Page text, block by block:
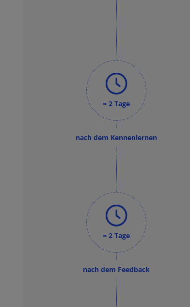
≈ 2 Tage
nach dem Kennenlernen
≈ 2 Tage
nach dem Feedback